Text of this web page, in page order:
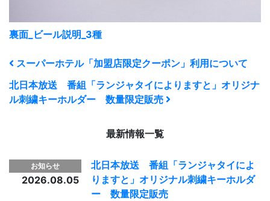
裏面_ビール説明_3種
スーパーホテル「加盟店限定クーポン」利用について
北日本放送 番組「ランジャタイによりますと」オリジナ
ル刺繍キーホルダー 数量限定販売
最新情報一覧
お知らせ
2026.08.05
北日本放送 番組「ランジャタイによ
りますと」オリジナル刺繍キーホルダ
ー 数量限定販売